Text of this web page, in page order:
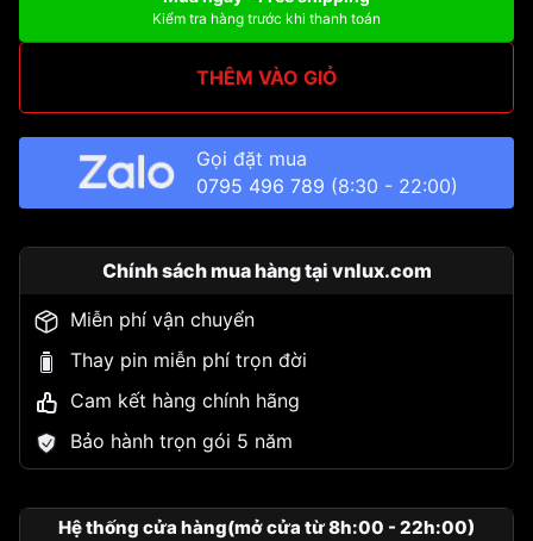
Kiểm tra hàng trước khi thanh toán
THÊM VÀO GIỎ
Gọi đặt mua
0795 496 789 (8:30 - 22:00)
Chính sách mua hàng tại vnlux.com
Miễn phí vận chuyển
Thay pin miễn phí trọn đời
Cam kết hàng chính hãng
Bảo hành trọn gói 5 năm
Hệ thống cửa hàng(mở cửa từ 8h:00 - 22h:00)